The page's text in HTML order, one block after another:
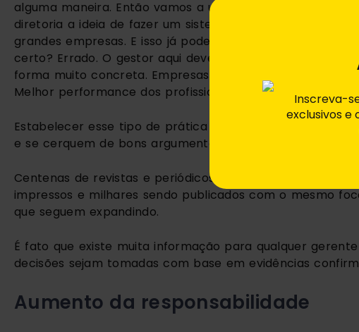
alguma maneira. Então vamos a um segundo exemplo.
diretoria a ideia de fazer um sistema de feedback 360º.
grandes empresas. E isso já poderia ser considerado
certo? Errado. O gestor aqui deveria cobrar evidências
forma muito concreta. Empresas que adotam o feedback
Melhor performance dos profissionais? Em que
Estabelecer esse tipo de prática como cultura faz com
e se cerquem de bons argumentos para elas.
Centenas de revistas e periódicos dedicados à gestão,
impressos e milhares sendo publicados com o mesmo
que seguem expandindo.
É fato que existe muita informação para qualquer
decisões sejam tomadas com base em evidências
Aumento da responsabilidade
Inscreva-
exclusivos e